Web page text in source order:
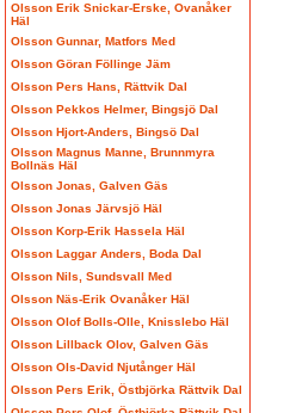
Olsson Erik Snickar-Erske, Ovanåker
Häl
Olsson Gunnar, Matfors Med
Olsson Göran Föllinge Jäm
Olsson Pers Hans, Rättvik Dal
Olsson Pekkos Helmer, Bingsjö Dal
Olsson Hjort-Anders, Bingsö Dal
Olsson Magnus Manne, Brunnmyra
Bollnäs Häl
Olsson Jonas, Galven Gäs
Olsson Jonas Järvsjö Häl
Olsson Korp-Erik Hassela Häl
Olsson Laggar Anders, Boda Dal
Olsson Nils, Sundsvall Med
Olsson Näs-Erik Ovanåker Häl
Olsson Olof Bolls-Olle, Knisslebo Häl
Olsson Lillback Olov, Galven Gäs
Olsson Ols-David Njutånger Häl
Olsson Pers Erik, Östbjörka Rättvik Dal